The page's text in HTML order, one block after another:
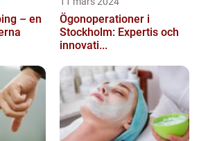
– en
Ögonoperationer i
Stockholm: Expertis och
innovati...